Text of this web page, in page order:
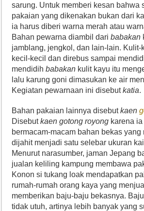
sarung. Untuk memberi kesan bahwa
pakaian yang dikenakan bukan dari
ia harus diberi warna merah atau
Bahan pewarna diambil daribabakan
jamblang, jengkol, dan lain-lain. Kulit-
kecil-kecil dan direbus sampai
mendidihbabakan kulit kayu itu
lalu karung goni dimasukan ke air
Kegiatan pewarnaan ini disebutkatia.
Bahan pakaian lainnya disebutkaen
Disebutkaen gotong royong karena
bermacam-macam bahan bekas yang
dijahit menjadi satu selebar ukuran
Menurut narasumber, jaman Jepang
jualan keliling kampung membawa
Konon si tukang loak mendapatkan
rumah-rumah orang kaya yang
memberikan baju-baju bekasnya.
tidak utuh, artinya lebih banyak yang